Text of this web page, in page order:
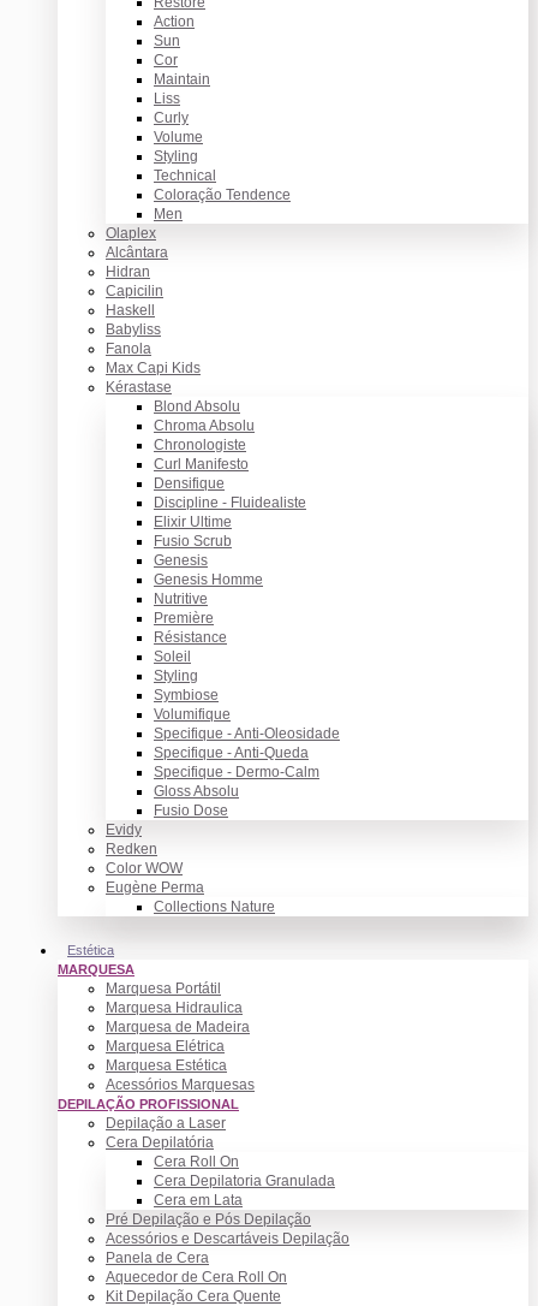
Action
Sun
Cor
Maintain
Liss
Curly
Volume
Styling
Technical
Coloração Tendence
Men
Olaplex
Alcântara
Hidran
Capicilin
Haskell
Babyliss
Fanola
Max Capi Kids
Kérastase
Blond Absolu
Chroma Absolu
Chronologiste
Curl Manifesto
Densifique
Discipline - Fluidealiste
Elixir Ultime
Fusio Scrub
Genesis
Genesis Homme
Nutritive
Première
Résistance
Soleil
Styling
Symbiose
Volumifique
Specifique - Anti-Oleosidade
Specifique - Anti-Queda
Specifique - Dermo-Calm
Gloss Absolu
Fusio Dose
Evidy
Redken
Color WOW
Eugène Perma
Collections Nature
Estética
MARQUESA
Marquesa Portátil
Marquesa Hidraulica
Marquesa de Madeira
Marquesa Elétrica
Marquesa Estética
Acessórios Marquesas
DEPILAÇÃO PROFISSIONAL
Depilação a Laser
Cera Depilatória
Cera Roll On
Cera Depilatoria Granulada
Cera em Lata
Pré Depilação e Pós Depilação
Acessórios e Descartáveis Depilação
Panela de Cera
Aquecedor de Cera Roll On
Kit Depilação Cera Quente